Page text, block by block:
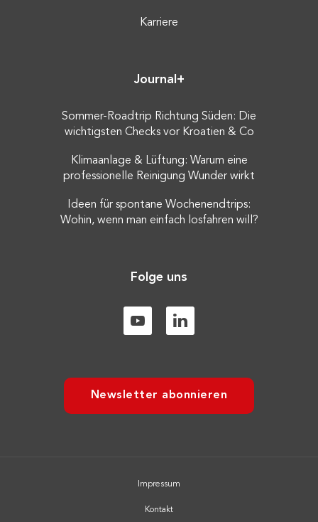
Karriere
Journal+
Sommer-Roadtrip Richtung Süden: Die
wichtigsten Checks vor Kroatien & Co
Klimaanlage & Lüftung: Warum eine
professionelle Reinigung Wunder wirkt
Ideen für spontane Wochenendtrips:
Wohin, wenn man einfach losfahren will?
Folge uns
Newsletter abonnieren
Impressum
Kontakt